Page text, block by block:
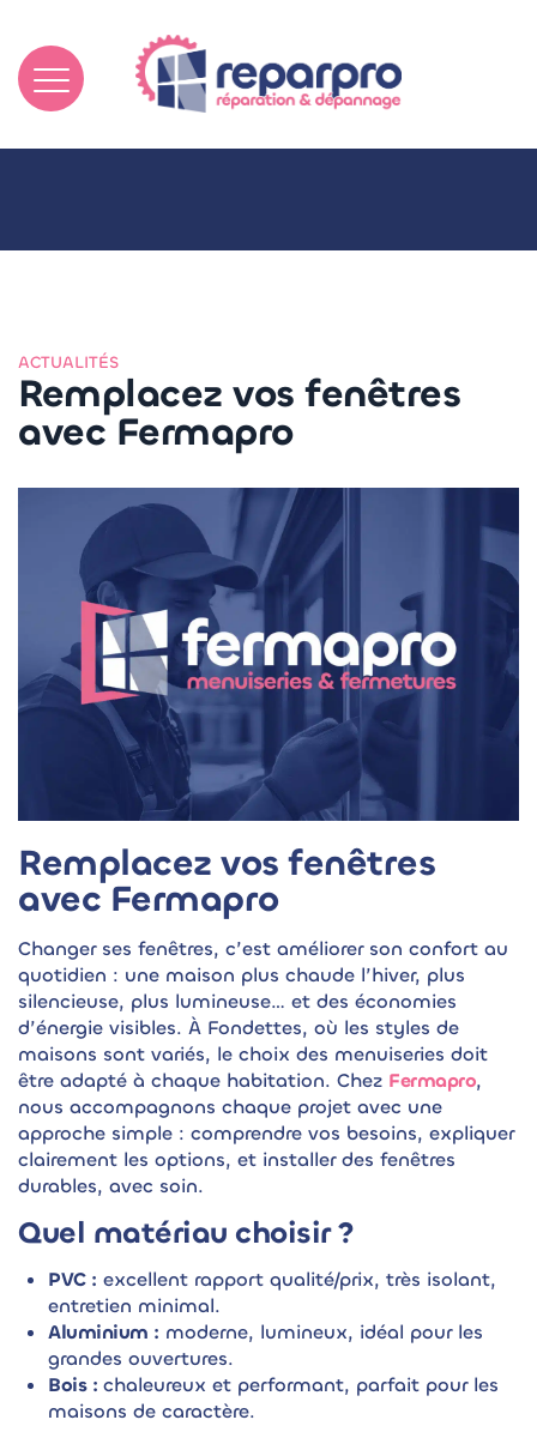
ACTUALITÉS
Remplacez vos fenêtres
avec Fermapro
Remplacez vos fenêtres
avec Fermapro
Changer ses fenêtres, c’est améliorer son confort au
quotidien : une maison plus chaude l’hiver, plus
silencieuse, plus lumineuse… et des économies
d’énergie visibles. À Fondettes, où les styles de
maisons sont variés, le choix des menuiseries doit
être adapté à chaque habitation. Chez Fermapro,
nous accompagnons chaque projet avec une
approche simple : comprendre vos besoins, expliquer
clairement les options, et installer des fenêtres
durables, avec soin.
Quel matériau choisir ?
PVC : excellent rapport qualité/prix, très isolant,
entretien minimal.
Aluminium : moderne, lumineux, idéal pour les
grandes ouvertures.
Bois : chaleureux et performant, parfait pour les
maisons de caractère.